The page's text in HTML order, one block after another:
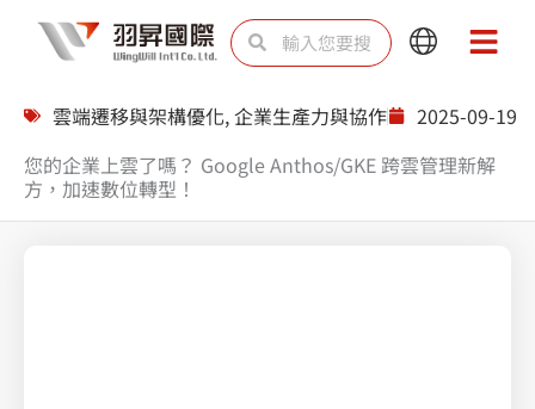
搜
尋 尋
Main
Main
雲端遷移與架構優化,企業生產力與協作
2025-09-19
您的企業上雲了嗎？ Google Anthos/GKE 跨雲管理新解
方，加速數位轉型！